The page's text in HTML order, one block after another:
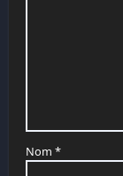
Nom *